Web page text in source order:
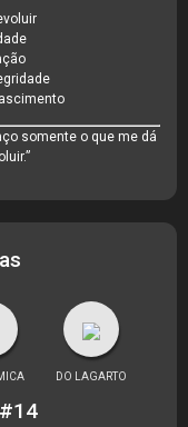
somente o que me dá
DO LAGARTO